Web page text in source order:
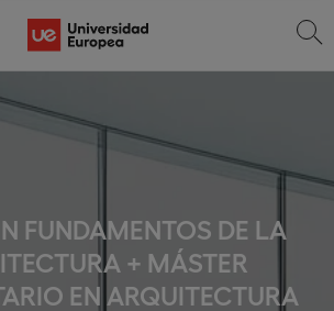
FUNDAMENTOS DE LA
+ MÁSTER
EN ARQUITECTURA